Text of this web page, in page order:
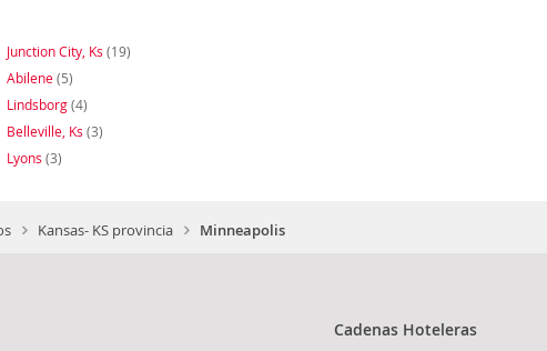
Junction City, Ks (19)
Abilene(5)
Lindsborg(4)
Belleville, Ks (3)
Lyons (3)
Kansas- KS provincia Minneapolis
Cadenas Hoteleras